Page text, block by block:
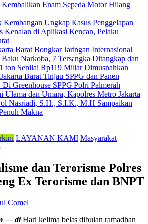
Kembalikan Enam Sepeda Motor Hilang
Kembangan Ungkap Kasus Penggelapan
Kenalan di Aplikasi Kencan, Pelaku
Barat Bongkar Jaringan Internasional
Baku Narkoba, 7 Tersangka Ditangkap dan
ton Senilai Rp119 Miliar Dimusnahkan
Barat Tinjau SPPG dan Panen
Di Greenhouse SPPG Polri Palmerah
Ulama dan Umara, Kapolres Metro Jakarta
Nasriadi, S.H., S.I.K., M.H Sampaikan
Makna
LAYANAN KAMI Masyarakat
dan Terorisme Polres
Ex Terorisme dan BNPT
Comel
— diHari kelima belas dibulan ramadhan